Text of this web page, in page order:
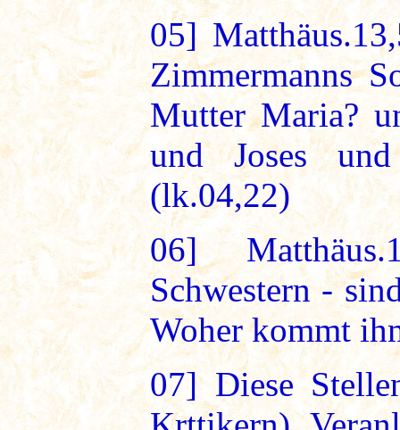
05]
Zimmermanns
Mutter Maria?
und Joses
(lk.04,22)
06]
Schwestern -
Woher kommt
07]Diese